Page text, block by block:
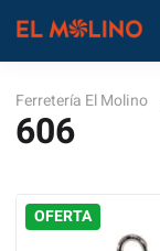
Ferretería El Molino
606
OFERTA